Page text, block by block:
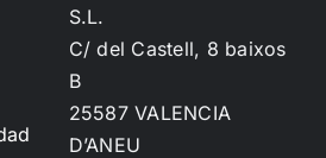
S.L.
C/ del Castell, 8 baixos
B
25587 VALENCIA
D’ANEU